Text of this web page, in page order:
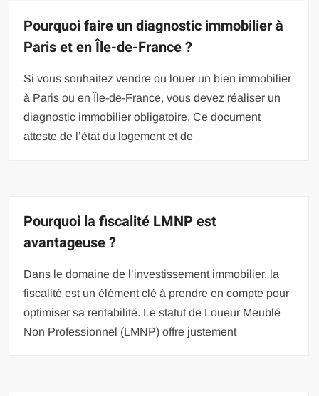
Pourquoi faire un diagnostic immobilier à
Paris et en Île-de-France ?
Si vous souhaitez vendre ou louer un bien immobilier
à Paris ou en Île-de-France, vous devez réaliser un
diagnostic immobilier obligatoire. Ce document
atteste de l’état du logement et de
Pourquoi la fiscalité LMNP est
avantageuse ?
Dans le domaine de l’investissement immobilier, la
fiscalité est un élément clé à prendre en compte pour
optimiser sa rentabilité. Le statut de Loueur Meublé
Non Professionnel (LMNP) offre justement